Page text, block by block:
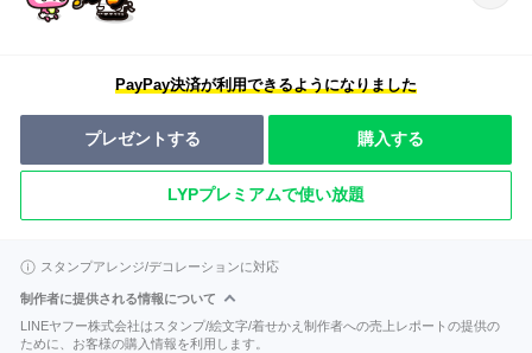
PayPay決済が利用できるようになりました
プレゼントする 購入する
LYPプレミアムで使い放題
スタンプアレンジ/デコレーションに対応
制作者に提供される情報について
LINEヤフー株式会社はスタンプ/絵文字/着せかえ制作者への売上レポートの提供の
ために、お客様の購入情報を利用します。